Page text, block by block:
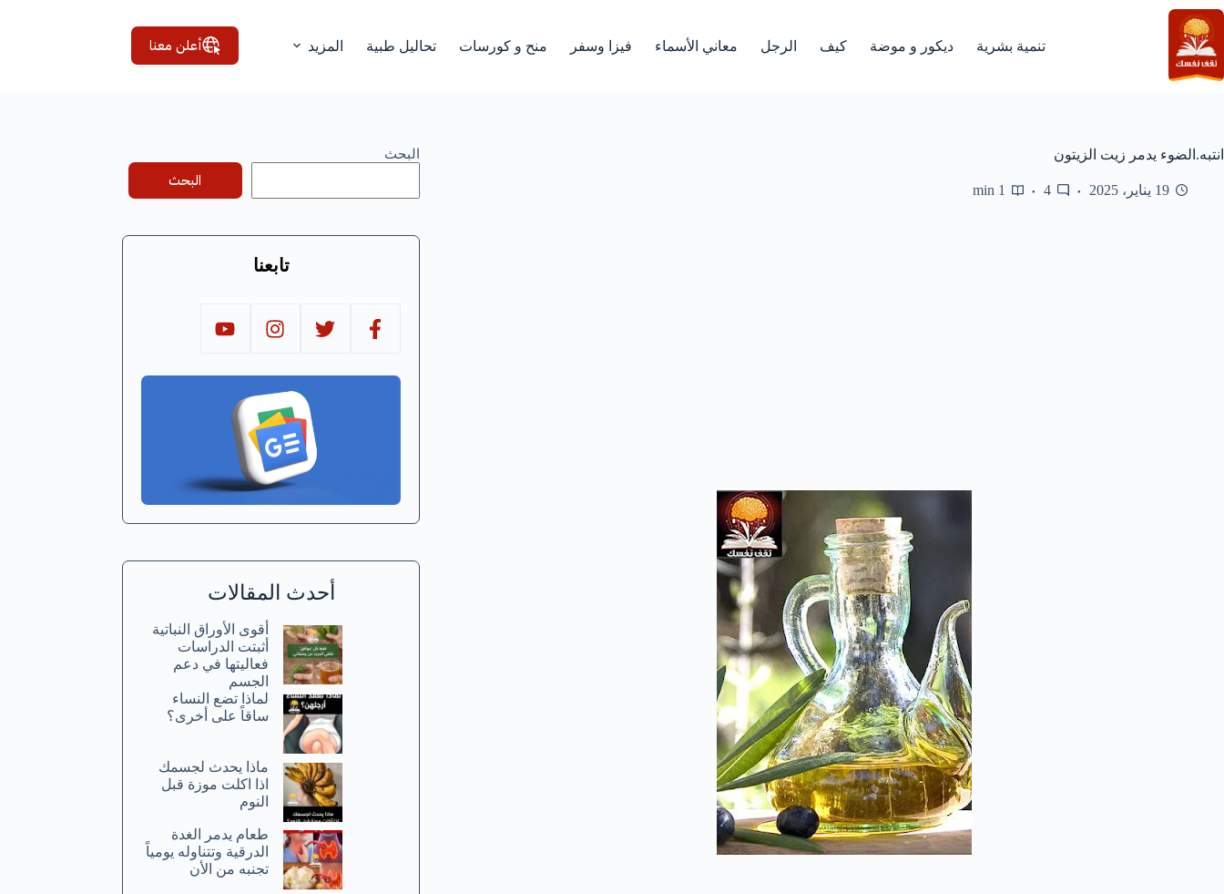
التجاوز
إلى
المحتوى
تنمية بشرية ديكور و موضة كيف الرجل معاني الأسماء فيزا وسفر منح و كورسات تحاليل طبية المزيد أعلن معنا
انتبه.الضوء يدمر زيت الزيتون
19 يناير، 2025 4
1 min
البحث
البحث
تابعنا
أحدث المقالات
أقوى الأوراق النباتية
أثبتت الدراسات
فعاليتها في دعم
الجسم
لماذا تضع النساء
ساقاً على أخرى؟
ماذا يحدث لجسمك
اذا اكلت موزة قبل
النوم
طعام يدمر الغدة
الدرقية وتتناوله يومياً
تجنبه من الأن